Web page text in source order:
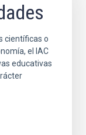
científicas o
el IAC
educativas